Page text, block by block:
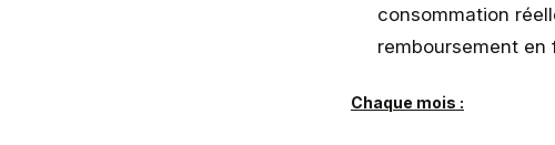
consommation
remboursement en
Chaque mois :